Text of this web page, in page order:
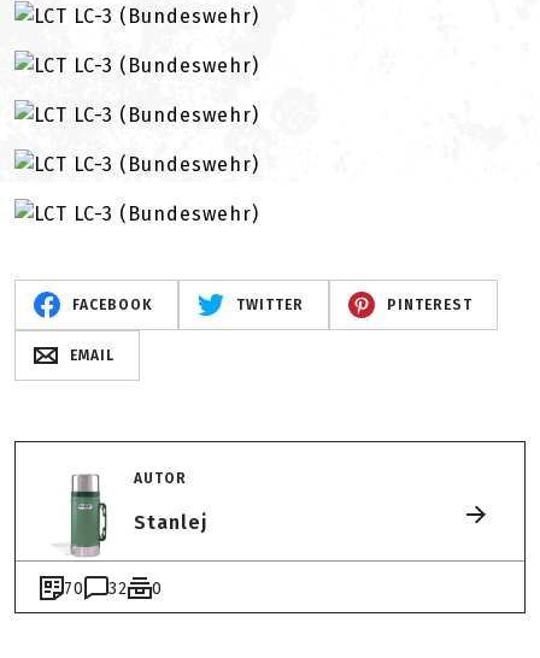
FACEBOOK TWITTER PINTEREST
EMAIL
AUTOR
Stanlej
70 32 0